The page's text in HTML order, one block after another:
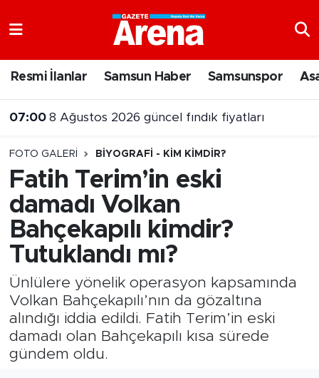
Resmi İlanlar Samsun Haber Samsunspor
07:00 8 Ağustos 2026 güncel fındık fiyatları
FOTO GALERI BIYOGRAFI - KIM KIMDIR?
Fatih Terim’in eski
damadı Volkan
Bahçekapılı kimdir?
Tutuklandı mı?
Ünlülere yönelik operasyon kapsamında
Volkan Bahçekapılı’nın da gözaltına
alındığı iddia edildi. Fatih Terim’in eski
damadı olan Bahçekapılı kısa sürede
gündem oldu.
Samsun Namaz Vakitleri
Süper Lig Puan Durumu ve Fikstür
Tüm Manşetler
Haber Arşivi